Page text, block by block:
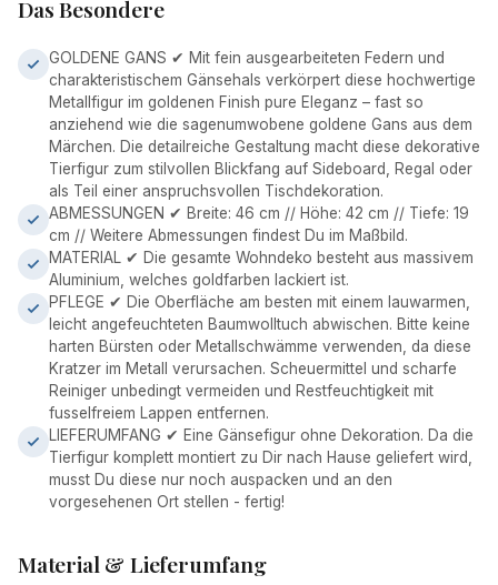
Das Besondere
GOLDENE GANS ✔ Mit fein ausgearbeiteten Federn und
charakteristischem Gänsehals verkörpert diese hochwertige
Metallfigur im goldenen Finish pure Eleganz – fast so
anziehend wie die sagenumwobene goldene Gans aus dem
Märchen. Die detailreiche Gestaltung macht diese dekorative
Tierfigur zum stilvollen Blickfang auf Sideboard, Regal oder
als Teil einer anspruchsvollen Tischdekoration.
ABMESSUNGEN ✔ Breite: 46 cm // Höhe: 42 cm // Tiefe: 19
cm // Weitere Abmessungen findest Du im Maßbild.
MATERIAL ✔ Die gesamte Wohndeko besteht aus massivem
Aluminium, welches goldfarben lackiert ist.
PFLEGE ✔ Die Oberfläche am besten mit einem lauwarmen,
leicht angefeuchteten Baumwolltuch abwischen. Bitte keine
harten Bürsten oder Metallschwämme verwenden, da diese
Kratzer im Metall verursachen. Scheuermittel und scharfe
Reiniger unbedingt vermeiden und Restfeuchtigkeit mit
fusselfreiem Lappen entfernen.
LIEFERUMFANG ✔ Eine Gänsefigur ohne Dekoration. Da die
Tierfigur komplett montiert zu Dir nach Hause geliefert wird,
musst Du diese nur noch auspacken und an den
vorgesehenen Ort stellen - fertig!
Material & Lieferumfang